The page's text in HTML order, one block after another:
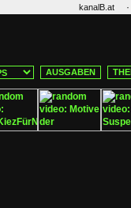
kanalB.at ·
AUSGABEN